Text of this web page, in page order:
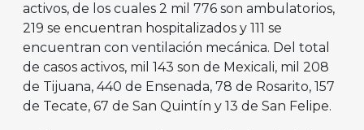
activos, de los cuales 2 mil 776 son ambulatorios,
219 se encuentran hospitalizados y 111 se
encuentran con ventilación mecánica. Del total
de casos activos, mil 143 son de Mexicali, mil 208
de Tijuana, 440 de Ensenada, 78 de Rosarito, 157
de Tecate, 67 de San Quintín y 13 de San Felipe.